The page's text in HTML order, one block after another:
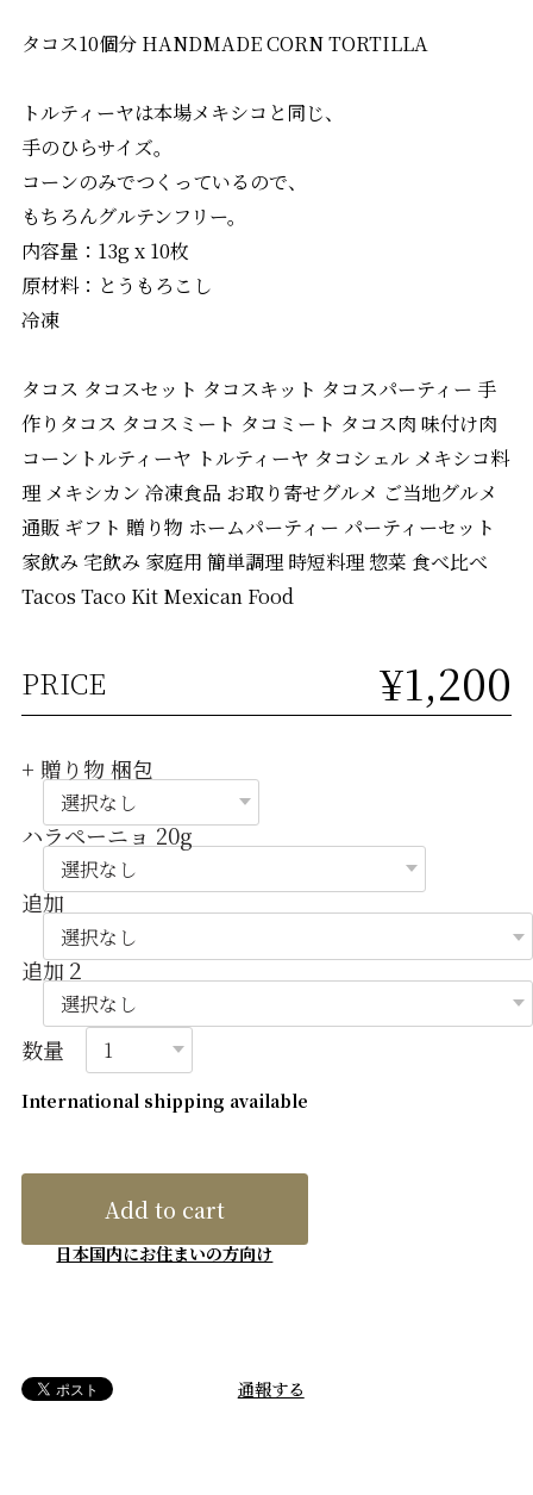
タコス10個分 HANDMADE CORN TORTILLA
トルティーヤは本場メキシコと同じ、
手のひらサイズ。
コーンのみでつくっているので、
もちろんグルテンフリー。
内容量：13g x 10枚
原材料：とうもろこし
冷凍
タコス タコスセット タコスキット タコスパーティー 手
作りタコス タコスミート タコミート タコス肉 味付け肉
コーントルティーヤ トルティーヤ タコシェル メキシコ料
理 メキシカン 冷凍食品 お取り寄せグルメ ご当地グルメ
通販 ギフト 贈り物 ホームパーティー パーティーセット
家飲み 宅飲み 家庭用 簡単調理 時短料理 惣菜 食べ比べ
Tacos Taco Kit Mexican Food
PRICE ¥1,200
+ 贈り物 梱包
ハラペーニョ 20g
追加
追加２
数量
International shipping available
Add to cart
日本国内にお住まいの方向け
通報する